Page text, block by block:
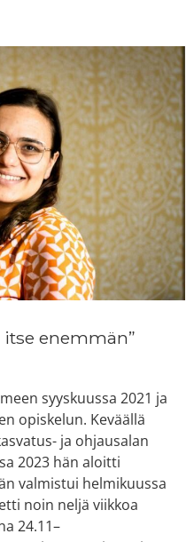
enemmän”
syyskuussa 2021 ja
opiskelun. Keväällä
ja ohjausalan
2023 hän aloitti
valmistui helmikuussa
noin neljä viikkoa
24.11–